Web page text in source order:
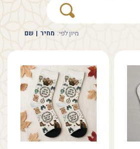
מיון לפי: מחיר | שם